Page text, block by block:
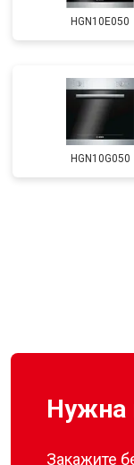
HGN10E050
HGN10G050
Нужна
Закажите